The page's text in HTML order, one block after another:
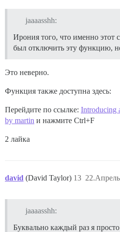
jaaaasshh:
Ирония того, что именно этот
был отключить эту функцию,
Это неверно.
Функция также доступна здесь:
Перейдите по ссылке: Introducing
by martin и нажмите Ctrl+F
2 лайка
david (David Taylor) 13
jaaaasshh:
Буквально каждый раз я